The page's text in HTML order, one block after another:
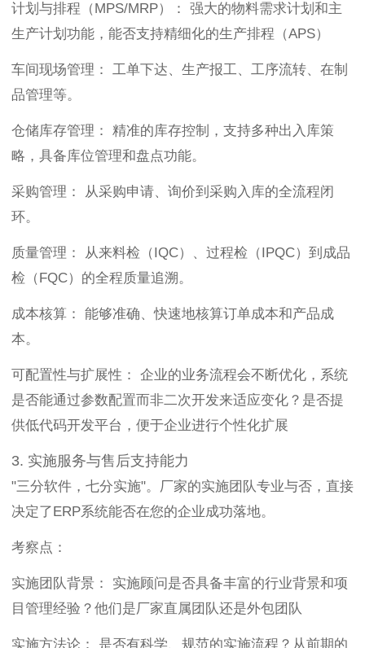
计划与排程（MPS/MRP）： 强大的物料需求计划和主
生产计划功能，能否支持精细化的生产排程（APS）
车间现场管理： 工单下达、生产报工、工序流转、在制
品管理等。
仓储库存管理： 精准的库存控制，支持多种出入库策
略，具备库位管理和盘点功能。
采购管理： 从采购申请、询价到采购入库的全流程闭
环。
质量管理： 从来料检（IQC）、过程检（IPQC）到成品
检（FQC）的全程质量追溯。
成本核算： 能够准确、快速地核算订单成本和产品成
本。
可配置性与扩展性： 企业的业务流程会不断优化，系统
是否能通过参数配置而非二次开发来适应变化？是否提
供低代码开发平台，便于企业进行个性化扩展
3. 实施服务与售后支持能力
"三分软件，七分实施"。厂家的实施团队专业与否，直接
决定了ERP系统能否在您的企业成功落地。
考察点：
实施团队背景： 实施顾问是否具备丰富的行业背景和项
目管理经验？他们是厂家直属团队还是外包团队
实施方法论： 是否有科学、规范的实施流程？从前期的